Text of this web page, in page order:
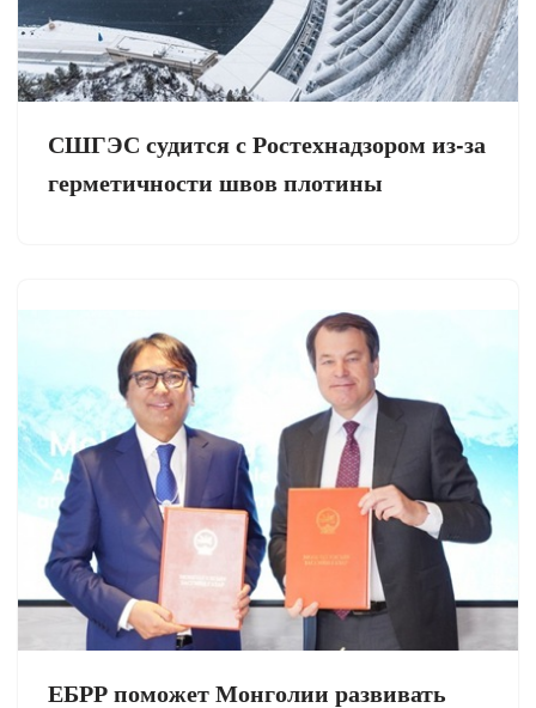
СШГЭС судится с Ростехнадзором из-за
герметичности швов плотины
ЕБРР поможет Монголии развивать